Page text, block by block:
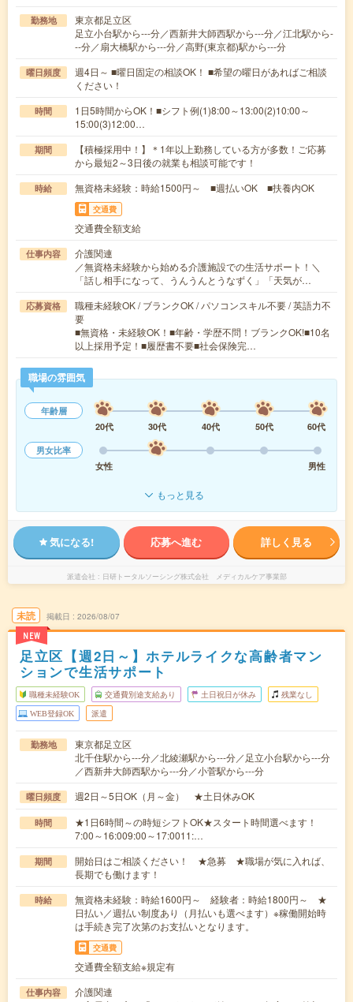
勤務地
東京都足立区
足立小台駅から---分／西新井大師西駅から---分／江北駅から-
--分／扇大橋駅から---分／高野(東京都)駅から---分
曜日頻度
週4日～ ■曜日固定の相談OK！ ■希望の曜日があればご相談
ください！
時間
1日5時間からOK！■シフト例(1)8:00～13:00(2)10:00～
15:00(3)12:00…
期間
【積極採用中！】＊1年以上勤務している方が多数！ご応募
から最短2～3日後の就業も相談可能です！
時給 無資格未経験：時給1500円～ ■週払いOK ■扶養内OK
交通費
交通費全額支給
仕事内容
介護関連
／無資格未経験から始める介護施設での生活サポート！＼
「話し相手になって、うんうんとうなずく」「天気が…
応募資格
職種未経験OK / ブランクOK / パソコンスキル不要 / 英語力不
要
■無資格・未経験OK！■年齢・学歴不問！ブランクOK!■10名
以上採用予定！■履歴書不要■社会保険完…
職場の雰囲気
年齢層
20代
30代 40代 50代
60代
男女比率
女性
男性
もっと見る
気になる! 応募へ進む 詳しく見る
派遣会社 日研トータルソーシング株式会社 メディカルケア事業部
未読
NEW
掲載日 2026/08/07
足立区【週2日～】ホテルライクな高齢者マン
ションで生活サポート
職種未経験OK 交通費別途支給あり 土日祝日が休み 残業なし
WEB登録OK 派遣
勤務地
東京都足立区
北千住駅から---分／北綾瀬駅から---分／足立小台駅から---分
／西新井大師西駅から---分／小菅駅から---分
曜日頻度 週2日～5日OK（月～金） ★土日休みOK
時間
★1日6時間～の時短シフトOK★スタート時間選べます！
7:00～16:009:00～17:0011:…
期間
開始日はご相談ください！ ★急募 ★職場が気に入れば、
長期でも働けます！
時給
無資格未経験：時給1600円～ 経験者：時給1800円～ ★
日払い／週払い制度あり（月払いも選べます）※稼働開始時
は手続き完了次第のお支払いとなります。
交通費
交通費全額支給※規定有
仕事内容
介護関連